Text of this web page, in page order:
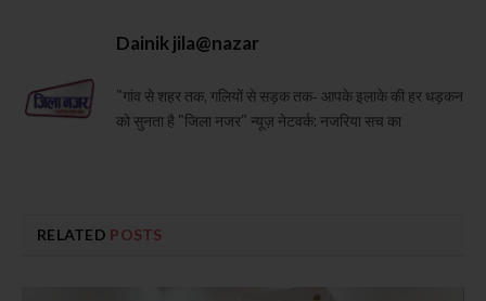
Dainik jila@nazar
"गांव से शहर तक, गलियों से सड़क तक- आपके इलाके की हर धड़कन
को सुनता है "जिला नजर" न्यूज़ नेटवर्क: नजरिया सच का
RELATED POSTS